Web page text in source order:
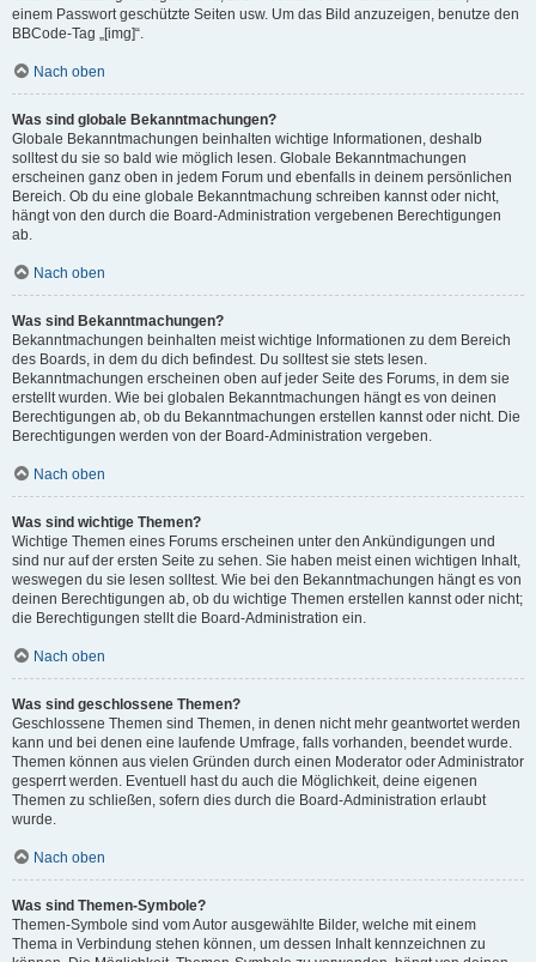
einem Passwort geschützte Seiten usw. Um das Bild anzuzeigen, benutze den
BBCode-Tag „[img]“.
Nach oben
Was sind globale Bekanntmachungen?
Globale Bekanntmachungen beinhalten wichtige Informationen, deshalb
solltest du sie so bald wie möglich lesen. Globale Bekanntmachungen
erscheinen ganz oben in jedem Forum und ebenfalls in deinem persönlichen
Bereich. Ob du eine globale Bekanntmachung schreiben kannst oder nicht,
hängt von den durch die Board-Administration vergebenen Berechtigungen
ab.
Nach oben
Was sind Bekanntmachungen?
Bekanntmachungen beinhalten meist wichtige Informationen zu dem Bereich
des Boards, in dem du dich befindest. Du solltest sie stets lesen.
Bekanntmachungen erscheinen oben auf jeder Seite des Forums, in dem sie
erstellt wurden. Wie bei globalen Bekanntmachungen hängt es von deinen
Berechtigungen ab, ob du Bekanntmachungen erstellen kannst oder nicht. Die
Berechtigungen werden von der Board-Administration vergeben.
Nach oben
Was sind wichtige Themen?
Wichtige Themen eines Forums erscheinen unter den Ankündigungen und
sind nur auf der ersten Seite zu sehen. Sie haben meist einen wichtigen Inhalt,
weswegen du sie lesen solltest. Wie bei den Bekanntmachungen hängt es von
deinen Berechtigungen ab, ob du wichtige Themen erstellen kannst oder nicht;
die Berechtigungen stellt die Board-Administration ein.
Nach oben
Was sind geschlossene Themen?
Geschlossene Themen sind Themen, in denen nicht mehr geantwortet werden
kann und bei denen eine laufende Umfrage, falls vorhanden, beendet wurde.
Themen können aus vielen Gründen durch einen Moderator oder Administrator
gesperrt werden. Eventuell hast du auch die Möglichkeit, deine eigenen
Themen zu schließen, sofern dies durch die Board-Administration erlaubt
wurde.
Nach oben
Was sind Themen-Symbole?
Themen-Symbole sind vom Autor ausgewählte Bilder, welche mit einem
Thema in Verbindung stehen können, um dessen Inhalt kennzeichnen zu